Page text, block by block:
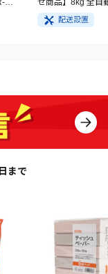
ル
せ商品】8kg 全自
洗濯機 NA-
イト
配送設置
まで